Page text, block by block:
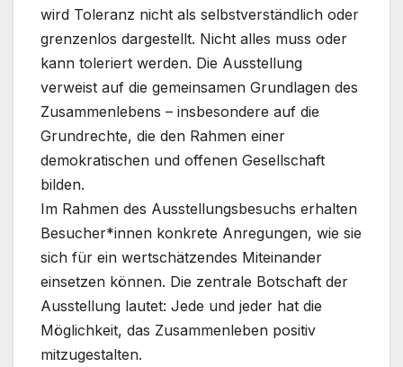
wird Toleranz nicht als selbstverständlich oder
grenzenlos dargestellt. Nicht alles muss oder
kann toleriert werden. Die Ausstellung
verweist auf die gemeinsamen Grundlagen des
Zusammenlebens – insbesondere auf die
Grundrechte, die den Rahmen einer
demokratischen und offenen Gesellschaft
bilden.
Im Rahmen des Ausstellungsbesuchs erhalten
Besucher*innen konkrete Anregungen, wie sie
sich für ein wertschätzendes Miteinander
einsetzen können. Die zentrale Botschaft der
Ausstellung lautet: Jede und jeder hat die
Möglichkeit, das Zusammenleben positiv
mitzugestalten.